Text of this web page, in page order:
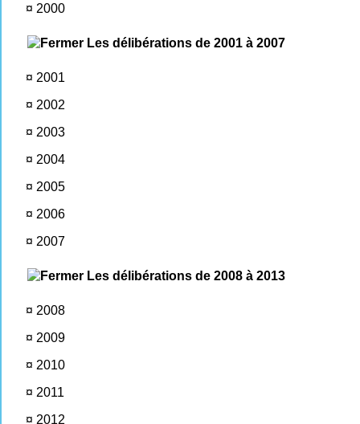
¤ 2000
Les délibérations de 2001 à 2007
¤ 2001
¤ 2002
¤ 2003
¤ 2004
¤ 2005
¤ 2006
¤ 2007
Les délibérations de 2008 à 2013
¤ 2008
¤ 2009
¤ 2010
¤ 2011
¤ 2012